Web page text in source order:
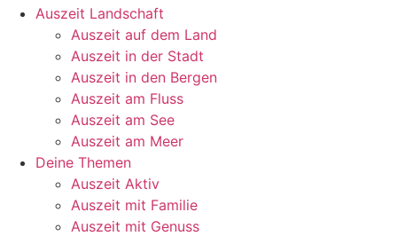
Auszeit Landschaft
Auszeit auf dem Land
Auszeit in der Stadt
Auszeit in den Bergen
Auszeit am Fluss
Auszeit am See
Auszeit am Meer
Deine Themen
Auszeit Aktiv
Auszeit mit Familie
Auszeit mit Genuss